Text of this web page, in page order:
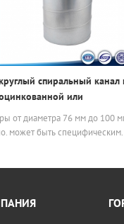
спиральный канал
или
нержавеющей стали для
проектного подрядчика
от диаметра 76 мм до 100
может быть специфическим.
сталь 0,5-1,0 мм в